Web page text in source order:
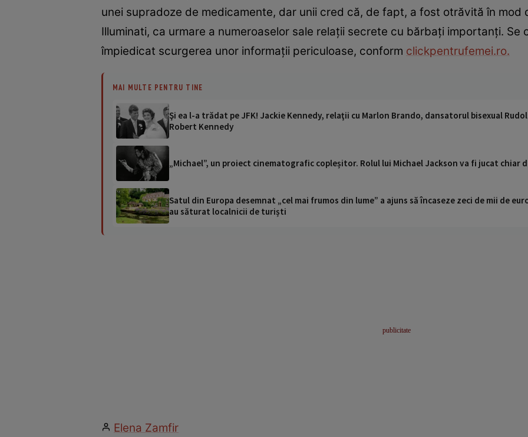
unei supradoze de medicamente, dar unii cred că, de fapt, a fost otrăvită în mod
Illuminati, ca urmare a numeroaselor sale relații secrete cu bărbați importanți.
împiedicat scurgerea unor informații periculoase, conform clickpentrufemei.ro.
MAI MULTE PENTRU TINE
Şi ea l-a trădat pe JFK! Jackie Kennedy, relaţii cu Marlon Brando, dansatorul bisexual
Robert Kennedy
„Michael”, un proiect cinematografic copleșitor. Rolul lui Michael Jackson va fi jucat chiar
Satul din Europa desemnat „cel mai frumos din lume” a ajuns să încaseze zeci de mii de
au săturat localnicii de turiști
Elena Zamfir